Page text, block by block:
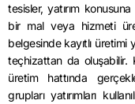
tesisler, yatırım
bir mal veya hizmeti
belgesinde kayıtlı
teçhizattan da oluşabilir.
üretim hattında
grupları yatırımları